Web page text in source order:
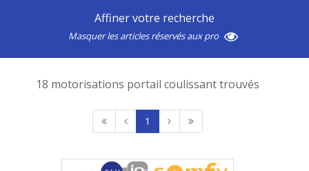
Affiner votre recherche
Masquer les articles réservés aux pro
18 motorisations portail coulissant trouvés
1